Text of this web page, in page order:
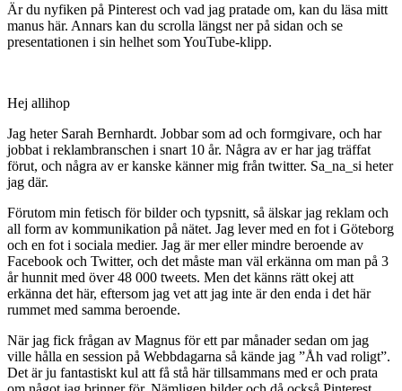
Är du nyfiken på Pinterest och vad jag pratade om, kan du läsa mitt
manus här. Annars kan du scrolla längst ner på sidan och se
presentationen i sin helhet som YouTube-klipp.
Hej allihop
Jag heter Sarah Bernhardt. Jobbar som ad och formgivare, och har
jobbat i reklambranschen i snart 10 år. Några av er har jag träffat
förut, och några av er kanske känner mig från twitter. Sa_na_si heter
jag där.
Förutom min fetisch för bilder och typsnitt, så älskar jag reklam och
all form av kommunikation på nätet. Jag lever med en fot i Göteborg
och en fot i sociala medier. Jag är mer eller mindre beroende av
Facebook och Twitter, och det måste man väl erkänna om man på 3
år hunnit med över 48 000 tweets. Men det känns rätt okej att
erkänna det här, eftersom jag vet att jag inte är den enda i det här
rummet med samma beroende.
När jag fick frågan av Magnus för ett par månader sedan om jag
ville hålla en session på Webbdagarna så kände jag ”Åh vad roligt”.
Det är ju fantastiskt kul att få stå här tillsammans med er och prata